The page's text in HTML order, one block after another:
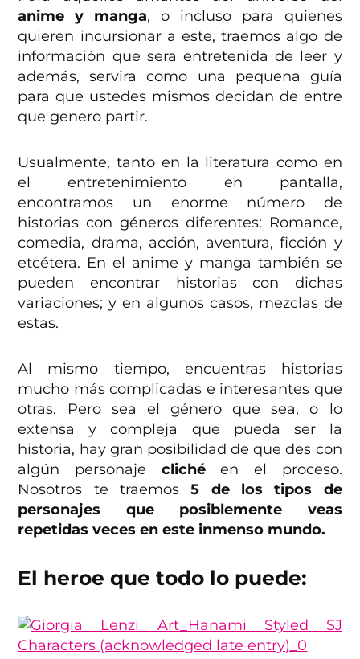
anime y manga, o incluso para quienes
quieren incursionar a este, traemos algo de
información que sera entretenida de leer y
además, servira como una pequena guía
para que ustedes mismos decidan de entre
que genero partir.
Usualmente, tanto en la literatura como en
el entretenimiento en pantalla,
encontramos un enorme número de
historias con géneros diferentes: Romance,
comedia, drama, acción, aventura, ficción y
etcétera. En el anime y manga también se
pueden encontrar historias con dichas
variaciones; y en algunos casos, mezclas de
estas.
Al mismo tiempo, encuentras historias
mucho más complicadas e interesantes que
otras. Pero sea el género que sea, o lo
extensa y compleja que pueda ser la
historia, hay gran posibilidad de que des con
algún personaje clichéen el proceso.
Nosotros te traemos5 de los tipos de
personajes que posiblemente veas
repetidas veces en este inmenso mundo.
El heroe que todo lo puede: